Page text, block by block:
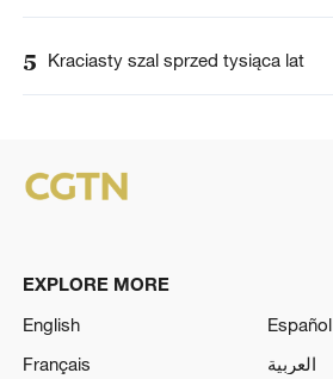
5 Kraciasty szal sprzed tysiąca lat
EXPLORE MORE
English
Español
Français
العربية